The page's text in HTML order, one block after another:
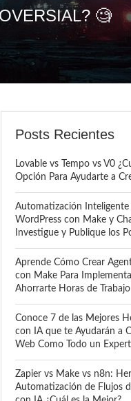
🧐
Posts Recientes
Lovable vs Tempo vs V0
Opción Para Ayudarte a
Automatización Inteligente
WordPress con Make y
Investigue y Publique los
Aprende Cómo Crear
con Make Para
Ahorrarte Horas de Trabajo
Conoce 7 de las Mejores
con IA que te Ayudarán a
Web Como Todo un
Zapier vs Make vs n8n:
Automatización de Flujos